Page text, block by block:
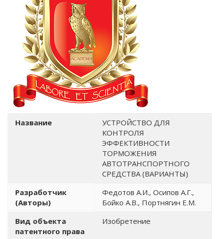
Название
УСТРОЙСТВО ДЛЯ
КОНТРОЛЯ
ЭФФЕКТИВНОСТИ
ТОРМОЖЕНИЯ
АВТОТРАНСПОРТНОГО
СРЕДСТВА (ВАРИАНТЫ)
Разработчик
(Авторы)
Федотов А.И., Осипов А.Г.,
Бойко А.В., Портнягин Е.М.
Вид объекта
патентного права
Изобретение